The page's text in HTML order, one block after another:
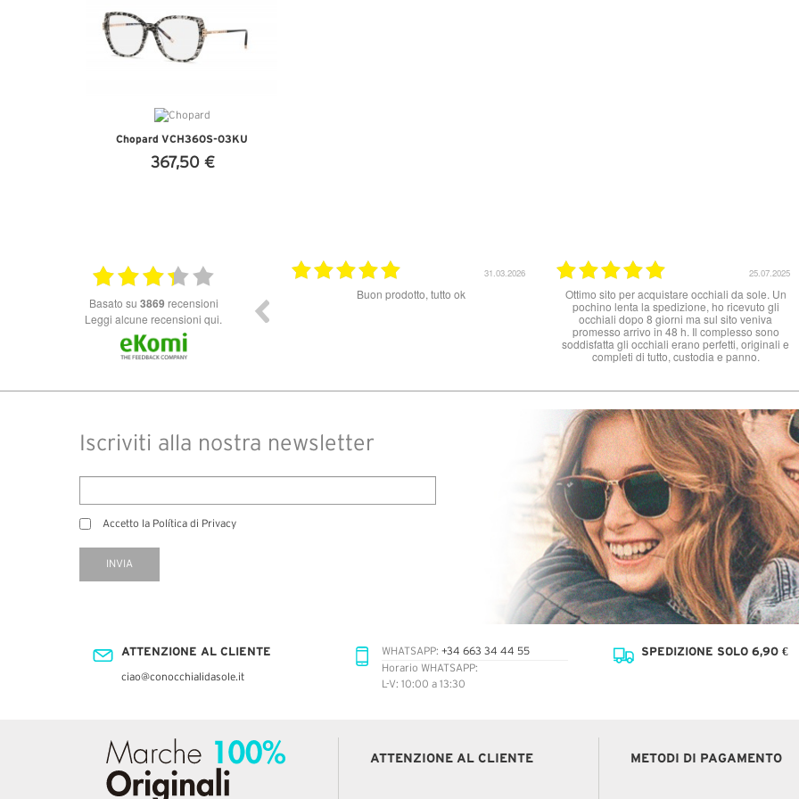
Chopard VCH360S-03KU
367,50 €
basato su 3869 recensioni
Leggi alcune recensioni qui.
31.03.2026
Buon prodotto, tutto ok
25.07.2025
Ottimo sito per acquistare occhiali da sole. Un
pochino lenta la spedizione, ho ricevuto gli
occhiali dopo 8 giorni ma sul sito veniva
promesso arrivo in 48 h. Il complesso sono
soddisfatta gli occhiali erano perfetti, originali e
completi di tutto, custodia e panno.
Iscriviti alla nostra newsletter
Accetto la Política di Privacy
INVIA
ATTENZIONE AL CLIENTE
ciao@conocchialidasole.it
WHATSAPP: +34 663 34 44 55
Horario WHATSAPP:
L-V: 10:00 a 13:30
SPEDIZIONE SOLO 6,90 €
ATTENZIONE AL CLIENTE METODI DI PAGAMENTO